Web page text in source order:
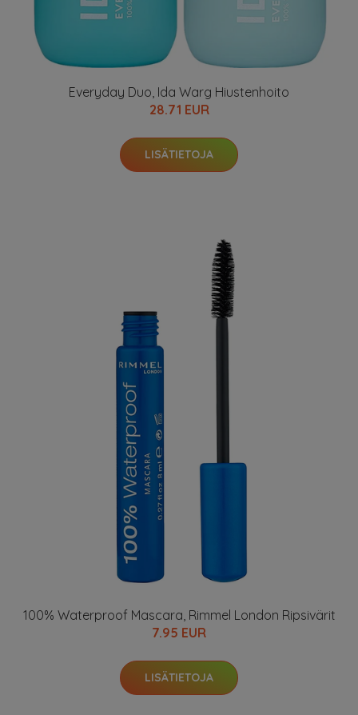
Everyday Duo, Ida Warg Hiustenhoito
28.71 EUR
LISÄTIETOJA
100% Waterproof Mascara, Rimmel London Ripsivärit
7.95 EUR
LISÄTIETOJA